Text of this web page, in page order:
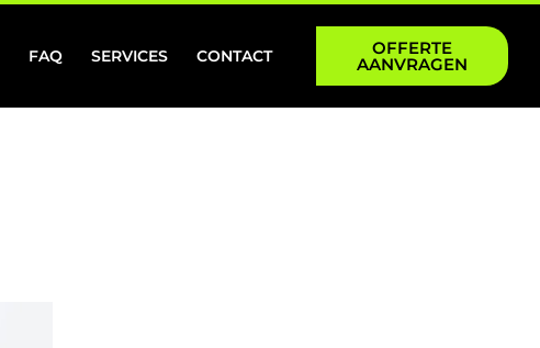
FAQ SERVICES CONTACT OFFERTE
AANVRAGEN